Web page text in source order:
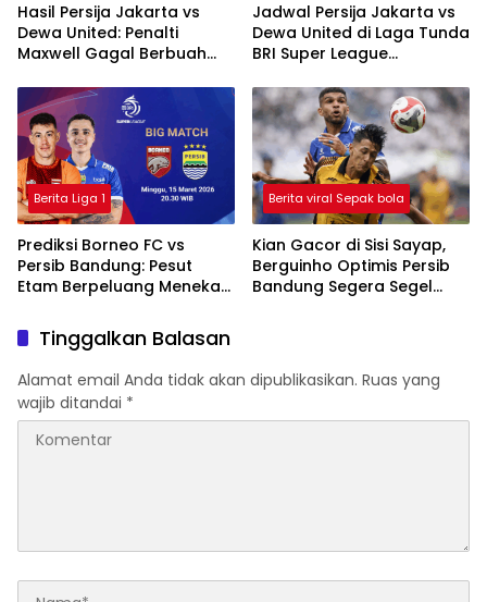
Hasil Persija Jakarta vs
Dewa United: Penalti
Maxwell Gagal Berbuah
Ditahan Imbang
Jadwal Persija Jakarta vs
Dewa United di Laga Tunda
BRI Super League
Berita Liga 1
Prediksi Borneo FC vs
Persib Bandung: Pesut
Etam Berpeluang Menekan
Berita viral Sepak bola
Kian Gacor di Sisi Sayap,
Berguinho Optimis Persib
Bandung Segera Segel
Tinggalkan Balasan
Alamat email Anda tidak akan dipublikasikan. Ruas yang
wajib ditandai *